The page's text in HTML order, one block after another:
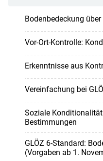
Bodenbedeckung
Vor-Ort-Kontrolle:
Erkenntnisse aus
Vereinfachung bei
Soziale
Bestimmungen
GLÖZ 6-Standard:
(Vorgaben ab 1.